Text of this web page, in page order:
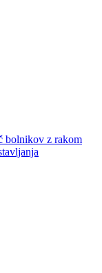
bolnikov z rakom